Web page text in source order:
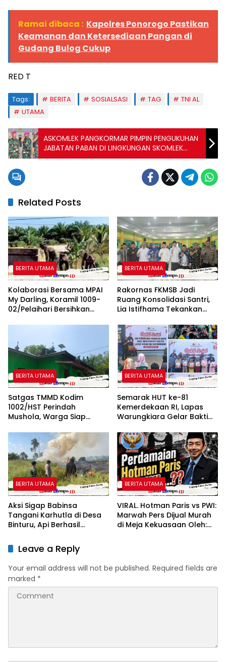
Ramai dibaca : Kapolres Ponorogo Pastikan
Keamanan dan Ketersediaan Pangan di
Gudang Bulog Cukup
RED T
Tags: BERITA SOSIALSASI TAG
TNI AL
UTAMA
ASKOMLEK PANGKORMAR PIMPIN PENGUKUHAN
JABATAN PABAN DI LINGKUNGAN SKOMLEK
KORMAR
Related Posts
BERITA UTAMA
Kolaborasi Bersama MPAI
My Darling, Koramil 1009-
02/Pelaihari Bersihkan
Atu-Atu
BERITA UTAMA
Rakornas FKMSB Jadi
Ruang Konsolidasi Santri,
Lia Istifhama Tekankan
Muda
BERITA UTAMA
Satgas TMMD Kodim
1002/HST Perindah
Mushola, Warga Siap
Lebih Nyaman
BERITA UTAMA
Semarak HUT ke-81
Kemerdekaan RI, Lapas
Warungkiara Gelar Bakti
Kesehatan Gratis bagi
Masyarakat
BERITA UTAMA
Aksi Sigap Babinsa
Tangani Karhutla di Desa
Binturu, Api Berhasil
BERITA UTAMA
VIRAL. Hotman Paris vs PWI:
Marwah Pers Dijual Murah
di Meja Kekuasaan Oleh:
Leave a Reply
Your email address will not be published. Required fields are
marked *